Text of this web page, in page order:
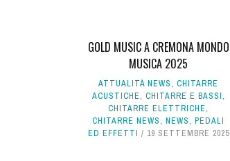
GOLD MUSIC A CREMONA MONDO
MUSICA 2025
ATTUALITÀ NEWS,CHITARRE
ACUSTICHE, CHITARRE E BASSI,
CHITARRE ELETTRICHE,
CHITARRE NEWS,NEWS,PEDALI
ED EFFETTI
19 SETTEMBRE 2025